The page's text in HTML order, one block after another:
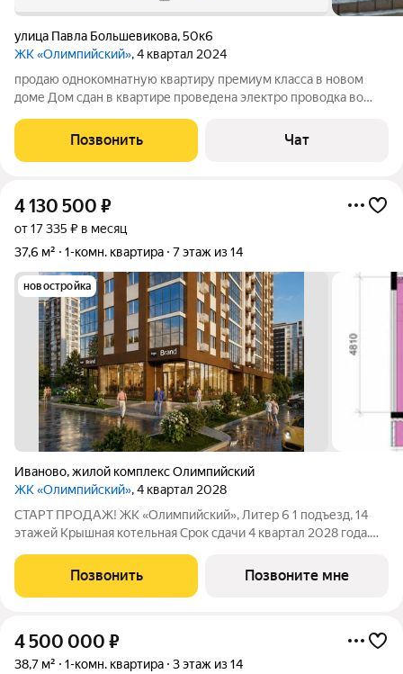
улица Павла Большевикова,50к6
ЖК «Олимпийский», 4 квартал 2024
продаю однокомнатную квартиру премиум класса в новом
доме Дом сдан в квартире проведена электро проводка во
отопление Окна выходят во двор на детскую площадку есть
вся инфрастуктура магазины детские
Позвонить Чат
4 130 500 ₽
от 17 335 ₽ в месяц
37,6 м²
1-комн. квартира 7 этаж из 14
новостройка
Иваново,жилой комплекс Олимпийский
ЖК «Олимпийский», 4 квартал 2028
СТАРТ ПРОДАЖ! ЖК «Олимпийский», Литер 6 1 подъезд, 14
этажей Крышная котельная Срок сдачи 4 квартал 2028 года.
планировка? Звоните или пишите, чтобы узнать все
подробности. Больше планировок в
Позвонить Позвоните мне
4 500 000 ₽
38,7 м² 1-комн. квартира 3 этаж из 14